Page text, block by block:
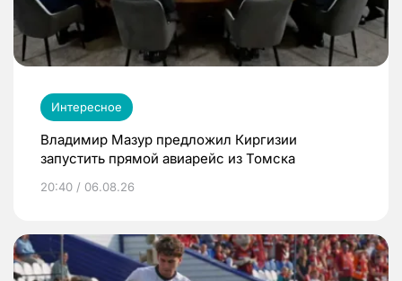
Интересное
Владимир Мазур предложил Киргизии
запустить прямой авиарейс из Томска
20:40 / 06.08.26